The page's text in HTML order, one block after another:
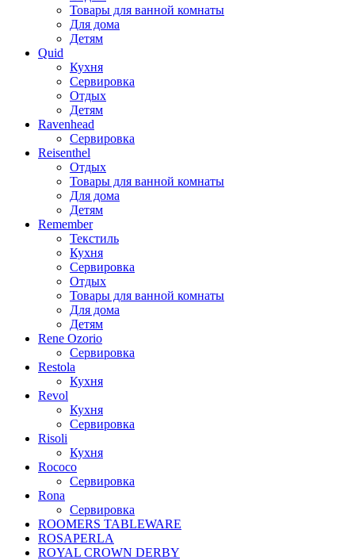
Товары для ванной комнаты
Для дома
Детям
Quid
Кухня
Сервировка
Отдых
Детям
Ravenhead
Сервировка
Reisenthel
Отдых
Товары для ванной комнаты
Для дома
Детям
Remember
Текстиль
Кухня
Сервировка
Отдых
Товары для ванной комнаты
Для дома
Детям
Rene Ozorio
Сервировка
Restola
Кухня
Revol
Кухня
Сервировка
Risoli
Кухня
Rococo
Сервировка
Rona
Сервировка
ROOMERS TABLEWARE
ROSAPERLA
ROYAL CROWN DERBY